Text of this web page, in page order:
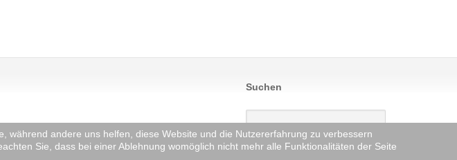
Suchen
andere uns helfen, diese Website und die Nutzererfahrung zu verbessern
Sie, dass bei einer Ablehnung womöglich nicht mehr alle Funktionalitäten der Seite